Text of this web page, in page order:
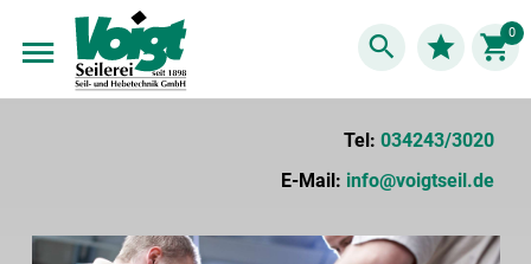
Suche
Zum
Inhalt
Merkliste 0
Tel: 034243/3020
E-Mail: info@voigtseil.de